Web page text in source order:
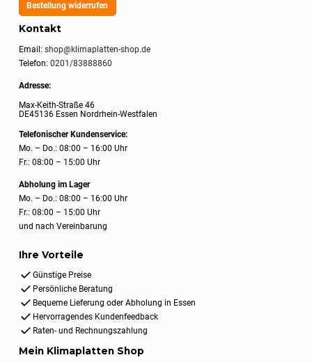
Bestellung widerrufen
Kontakt
Email:shop@klimaplatten-shop.de
Telefon:0201/83888860
Adresse:
Max-Keith-Straße 46
DE45136 Essen Nordrhein-Westfalen
Telefonischer Kundenservice:
Mo. – Do.: 08:00 – 16:00 Uhr
Fr.: 08:00 – 15:00 Uhr
Abholung im Lager
Mo. – Do.: 08:00 – 16:00 Uhr
Fr.: 08:00 – 15:00 Uhr
und nach Vereinbarung
Ihre Vorteile
Günstige Preise
Persönliche Beratung
Bequeme Lieferung oder Abholung in Essen
Hervorragendes Kundenfeedback
Raten- und Rechnungszahlung
Mein Klimaplatten Shop